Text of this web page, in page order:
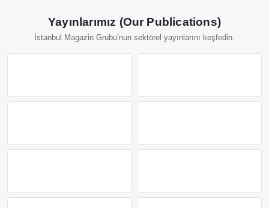
Yayınlarımız (Our Publications)
İstanbul Magazin Grubu’nun sektörel yayınlarını keşfedin.